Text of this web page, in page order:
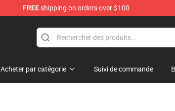
FREEshipping on orders over $100
Acheter par catégorie Suivi de commande